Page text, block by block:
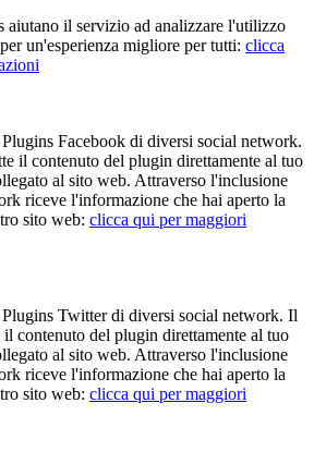
aiutano il servizio ad analizzare l'utilizzo
un'esperienza migliore per tutti: clicca
Facebook di diversi social network.
il contenuto del plugin direttamente al tuo
al sito web. Attraverso l'inclusione
riceve l'informazione che hai aperto la
sito web: clicca qui per maggiori
Twitter di diversi social network. Il
contenuto del plugin direttamente al tuo
al sito web. Attraverso l'inclusione
riceve l'informazione che hai aperto la
sito web: clicca qui per maggiori